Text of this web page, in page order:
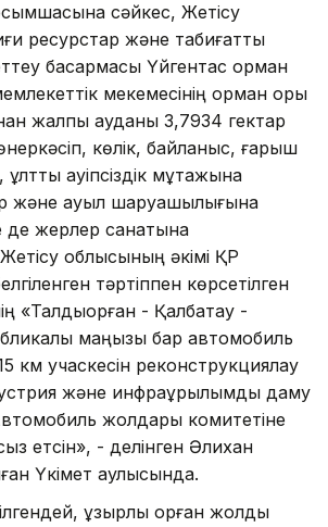
сәйкес, Жетісу
ресурстар және табиғатты
басқармасы Үйгентас орман
мекемесінің орман қоры
жалпы ауданы 3,7934 гектар
көлік, байланыс, ғарыш
қауіпсіздік мұқтажына
және ауыл шаруашылығына
де жерлер санатына
облысының әкімі ҚР
тәртіппен көрсетілген
«Талдықорған - Қалбатау -
маңызы бар автомобиль
км учаскесін реконструкциялау
және инфрақұрылымдық даму
жолдары комитетіне
етсін», - делінген Әлихан
Үкімет қаулысында.
құзырлы орған жолды